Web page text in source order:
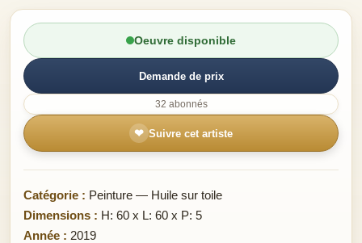
Oeuvre disponible
Demande de prix
32 abonnés
❤ Suivre cet artiste
Catégorie : Peinture — Huile sur toile
Dimensions : H: 60 x L: 60 x P: 5
Année : 2019